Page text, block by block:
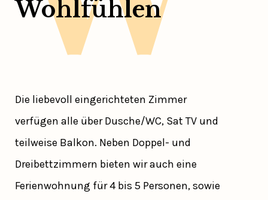
Wohlfühlen
Die liebevoll eingerichteten Zimmer
verfügen alle über Dusche/WC, Sat TV und
teilweise Balkon. Neben Doppel- und
Dreibettzimmern bieten wir auch eine
Ferienwohnung für 4 bis 5 Personen, sowie